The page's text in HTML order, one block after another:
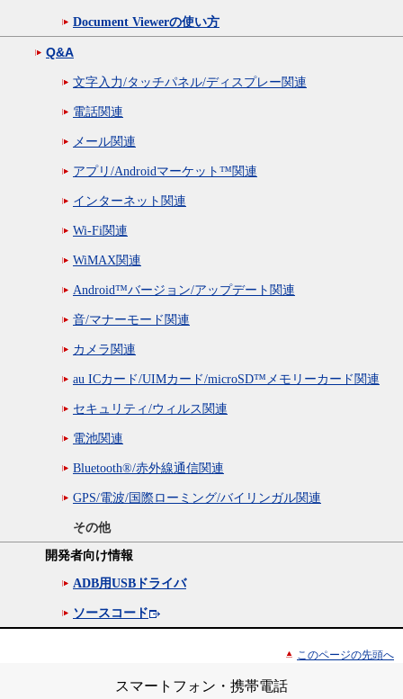
Document Viewerの使い方
Q&A
文字入力/タッチパネル/ディスプレー関連
電話関連
メール関連
アプリ/Androidマーケット™関連
インターネット関連
Wi-Fi関連
WiMAX関連
Android™バージョン/アップデート関連
音/マナーモード関連
カメラ関連
au ICカード/UIMカード/microSD™メモリーカード関連
セキュリティ/ウィルス関連
電池関連
Bluetooth®/赤外線通信関連
GPS/電波/国際ローミング/バイリンガル関連
その他
開発者向け情報
ADB用USBドライバ
ソースコード
このページの先頭へ
スマートフォン・携帯電話